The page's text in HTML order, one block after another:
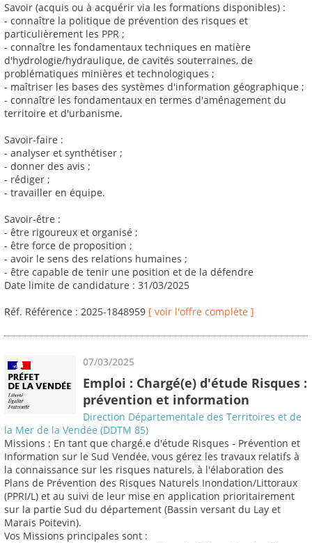
Savoir (acquis ou à acquérir via les formations disponibles) :
- connaître la politique de prévention des risques et
particulièrement les PPR ;
- connaître les fondamentaux techniques en matière
d'hydrologie/hydraulique, de cavités souterraines, de
problématiques minières et technologiques ;
- maîtriser les bases des systèmes d'information géographique ;
- connaître les fondamentaux en termes d'aménagement du
territoire et d'urbanisme.
Savoir-faire :
- analyser et synthétiser ;
- donner des avis ;
- rédiger ;
- travailler en équipe.
Savoir-être :
- être rigoureux et organisé ;
- être force de proposition ;
- avoir le sens des relations humaines ;
- être capable de tenir une position et de la défendre
Date limite de candidature : 31/03/2025
Réf. Référence : 2025-1848959 [ voir l'offre complète ]
07/03/2025
Emploi : Chargé(e) d'étude Risques :
prévention et information
Direction Départementale des Territoires et de
la Mer de la Vendée (DDTM 85)
Missions : En tant que chargé.e d'étude Risques - Prévention et
Information sur le Sud Vendée, vous gérez les travaux relatifs à
la connaissance sur les risques naturels, à l'élaboration des
Plans de Prévention des Risques Naturels Inondation/Littoraux
(PPRI/L) et au suivi de leur mise en application prioritairement
sur la partie Sud du département (Bassin versant du Lay et
Marais Poitevin).
Vos Missions principales sont :